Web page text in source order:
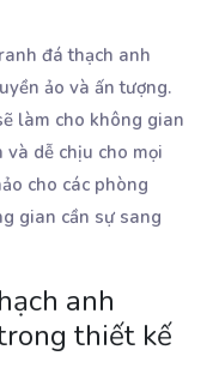
đá thạch anh
ảo và ấn tượng.
làm cho không gian
dễ chịu cho mọi
cho các phòng
gian cần sự sang
anh
thiết kế